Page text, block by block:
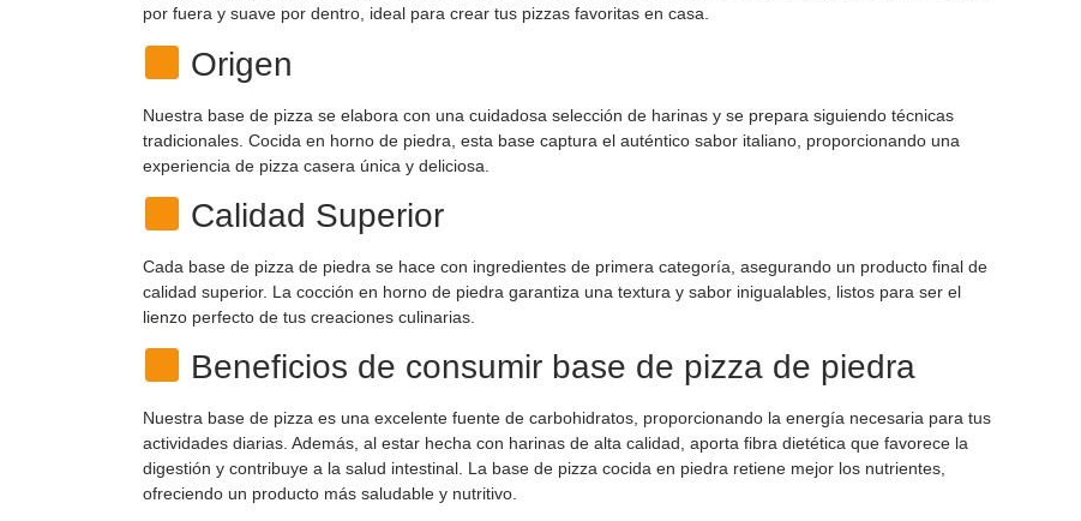
por fuera y suave por dentro, ideal para crear tus pizzas favoritas en casa.
Origen
Nuestra base de pizza se elabora con una cuidadosa selección de harinas y se prepara siguiendo técnicas
tradicionales. Cocida en horno de piedra, esta base captura el auténtico sabor italiano, proporcionando una
experiencia de pizza casera única y deliciosa.
Calidad Superior
Cada base de pizza de piedra se hace con ingredientes de primera categoría, asegurando un producto final de
calidad superior. La cocción en horno de piedra garantiza una textura y sabor inigualables, listos para ser el
lienzo perfecto de tus creaciones culinarias.
Beneficios de consumir base de pizza de piedra
Nuestra base de pizza es una excelente fuente de carbohidratos, proporcionando la energía necesaria para tus
actividades diarias. Además, al estar hecha con harinas de alta calidad, aporta fibra dietética que favorece la
digestión y contribuye a la salud intestinal. La base de pizza cocida en piedra retiene mejor los nutrientes,
ofreciendo un producto más saludable y nutritivo.